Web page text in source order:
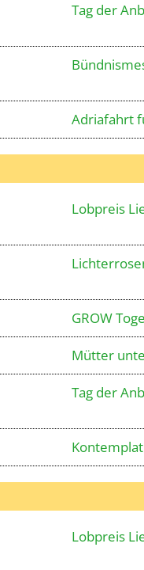
Tag der
Adriafahrt
Lobpreis
GROW
Mütter
Tag der
Lobpreis